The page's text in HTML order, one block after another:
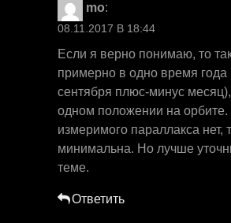
mo:
08.11.2017 В 18:44
Если я верно понимаю, то
примерно в одно время
сентября плюс-минус
одном положении на орбите.
измеримого параллакса нет,
минимальна. Но лучше
теме.
Ответить